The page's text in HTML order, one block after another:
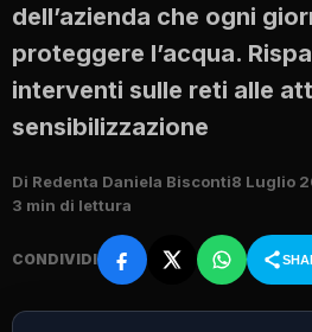
dell’azienda che ogni
proteggere l’acqua.
interventi sulle reti alle
sensibilizzazione
Di Redenta Daniela Bisconti8 Luglio
3 min di lettura
CONDIVIDI